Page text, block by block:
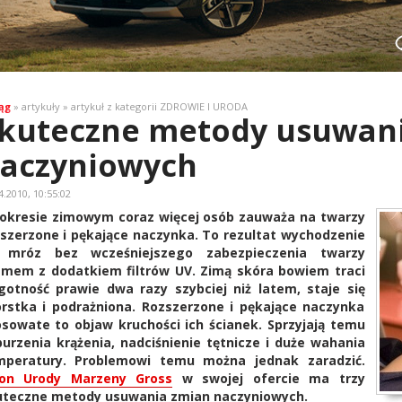
» artykuły » artykuł z kategorii ZDROWIE I URODA
metody
10:55:02
zimowym coraz więcej osób zauważa na twarzy
i pękające naczynka. To rezultat wychodzenie
bez wcześniejszego zabezpieczenia twarzy
z dodatkiem filtrów UV. Zimą skóra bowiem traci
prawie dwa razy szybciej niż latem, staje się
i podrażniona. Rozszerzone i pękające naczynka
to objaw kruchości ich ścianek. Sprzyjają temu
krążenia, nadciśnienie tętnicze i duże wahania
Problemowi temu można jednak zaradzić.
Urody Marzeny Gross w swojej ofercie ma trzy
metody usuwania zmian naczyniowych.